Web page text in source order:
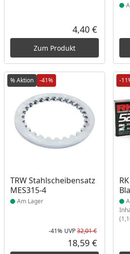
Aktueller
4,40 €
Zum Produkt
% Aktion -41%
TRW Stahlscheibensatz
MES315-4
Produkt am Lager
Am Lager
Rabatt in
-41% UVP32,01 €
Aktueller
18,59 €
-